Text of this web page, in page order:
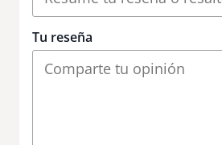
Tu reseña